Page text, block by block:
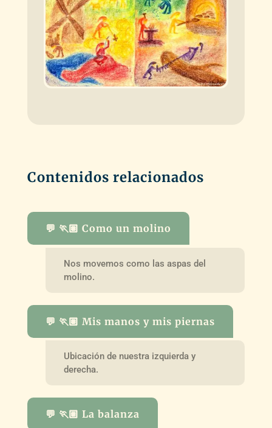
Contenidos relacionados
💬 🏃🏽 Como un molino
Nos movemos como las aspas del
molino.
💬 🏃🏽 Mis manos y mis piernas
Ubicación de nuestra izquierda y
derecha.
💬 🏃🏽 La balanza